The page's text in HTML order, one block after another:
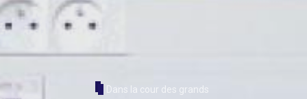
Dans la cour des grands